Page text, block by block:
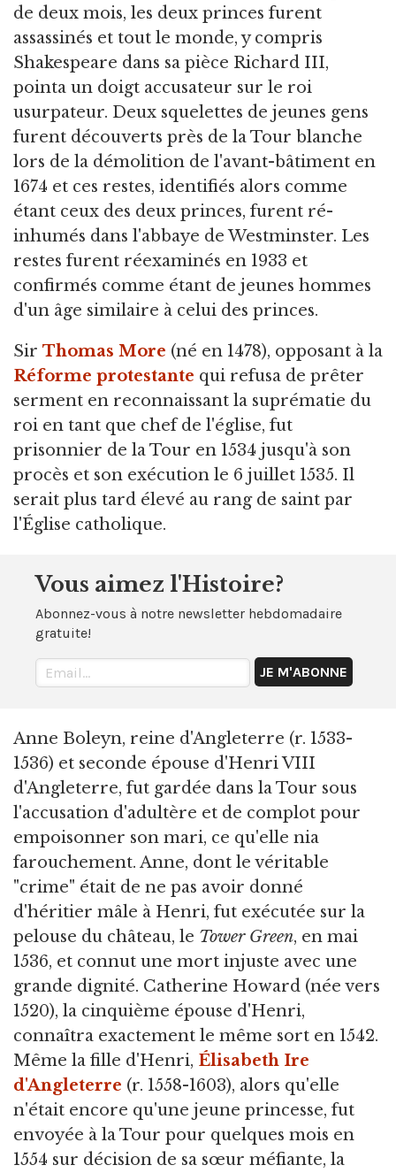
de deux mois, les deux princes furent
assassinés et tout le monde, y compris
Shakespeare dans sa pièce Richard III,
pointa un doigt accusateur sur le roi
usurpateur. Deux squelettes de jeunes gens
furent découverts près de la Tour blanche
lors de la démolition de l'avant-bâtiment en
1674 et ces restes, identifiés alors comme
étant ceux des deux princes, furent ré-
inhumés dans l'abbaye de Westminster. Les
restes furent réexaminés en 1933 et
confirmés comme étant de jeunes hommes
d'un âge similaire à celui des princes.
Sir Thomas More (né en 1478), opposant à la
Réforme protestante qui refusa de prêter
serment en reconnaissant la suprématie du
roi en tant que chef de l'église, fut
prisonnier de la Tour en 1534 jusqu'à son
procès et son exécution le 6 juillet 1535. Il
serait plus tard élevé au rang de saint par
l'Église catholique.
Vous aimez l'Histoire?
Abonnez-vous à notre newsletter hebdomadaire
gratuite!
Anne Boleyn, reine d'Angleterre (r. 1533-
1536) et seconde épouse d'Henri VIII
d'Angleterre, fut gardée dans la Tour sous
l'accusation d'adultère et de complot pour
empoisonner son mari, ce qu'elle nia
farouchement. Anne, dont le véritable
"crime" était de ne pas avoir donné
d'héritier mâle à Henri, fut exécutée sur la
pelouse du château, le Tower Green, en mai
1536, et connut une mort injuste avec une
grande dignité. Catherine Howard (née vers
1520), la cinquième épouse d'Henri,
connaîtra exactement le même sort en 1542.
Même la fille d'Henri, Élisabeth Ire
d'Angleterre (r. 1558-1603), alors qu'elle
n'était encore qu'une jeune princesse, fut
envoyée à la Tour pour quelques mois en
1554 sur décision de sa sœur méfiante, la